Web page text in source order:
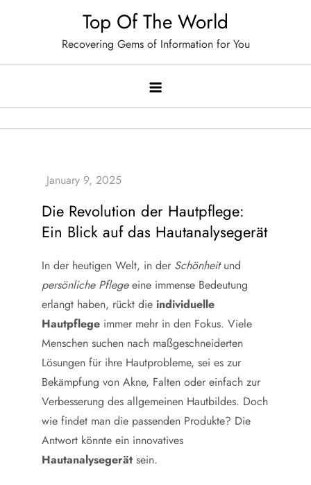
Top Of The World
Recovering Gems of Information for You
Die Revolution der Hautpflege:
Ein Blick auf das Hautanalysegerät
In der heutigen Welt, in der Schönheitund
persönliche Pflegeeine immense Bedeutung
erlangt haben, rückt die individuelle
Hautpflege immer mehr in den Fokus. Viele
Menschen suchen nach maßgeschneiderten
Lösungen für ihre Hautprobleme, sei es zur
Bekämpfung von Akne, Falten oder einfach zur
Verbesserung des allgemeinen Hautbildes. Doch
wie findet man die passenden Produkte? Die
Antwort könnte ein innovatives
Hautanalysegerät sein.